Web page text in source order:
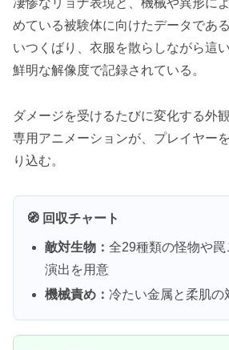
凄惨なリョナ表現と、機械や異形に
めている被験体に向けたデータであ
いつくばり、衣服を散らしながら這
鮮明な解像度で記録されている。
ダメージを受けるたびに変化する外
専用アニメーションが、プレイヤー
り込む。
🧭 回収チャート
敵対生物：全29種類の怪物や
演出を用意
機械責め：冷たい金属と柔肌の